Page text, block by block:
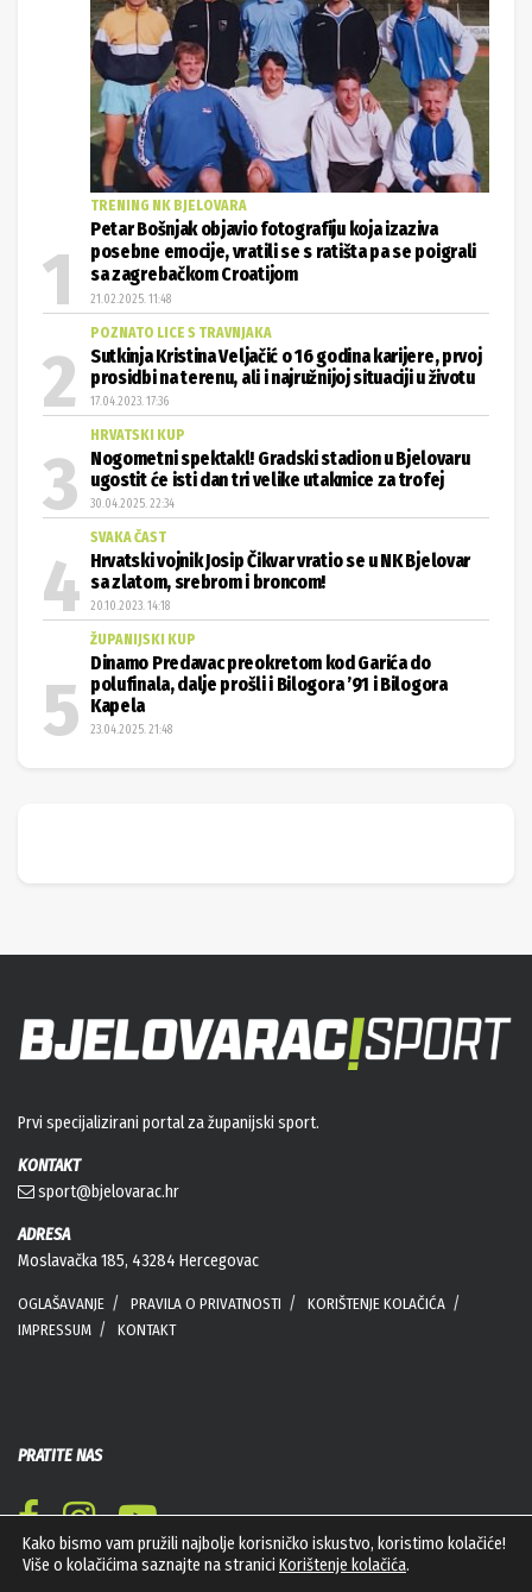
TRENING NK BJELOVARA
Petar Bošnjak objavio fotografiju koja izaziva
posebne emocije, vratili se s ratišta pa se poigrali
sa zagrebačkom Croatijom
21.02.2025. 11:48
POZNATO LICE S TRAVNJAKA
Sutkinja Kristina Veljačić o 16 godina karijere, prvoj
prosidbi na terenu, ali i najružnijoj situaciji u životu
17.04.2023. 17:36
HRVATSKI KUP
Nogometni spektakl! Gradski stadion u Bjelovaru
ugostit će isti dan tri velike utakmice za trofej
30.04.2025. 22:34
SVAKA ČAST
Hrvatski vojnik Josip Čikvar vratio se u NK Bjelovar
sa zlatom, srebrom i broncom!
20.10.2023. 14:18
ŽUPANIJSKI KUP
Dinamo Predavac preokretom kod Garića do
polufinala, dalje prošli i Bilogora ’91 i Bilogora
Kapela
23.04.2025. 21:48
Prvi specijalizirani portal za županijski sport.
KONTAKT
sport@bjelovarac.hr
ADRESA
Moslavačka 185, 43284 Hercegovac
OGLAŠAVANJE PRAVILA O PRIVATNOSTI
KORIŠTENJE KOLAČIĆA
IMPRESSUM
KONTAKT
PRATITE NAS
Kako bismo vam pružili najbolje korisničko iskustvo, koristimo kolačiće!
Više o kolačićima saznajte na stranici Korištenje kolačića.